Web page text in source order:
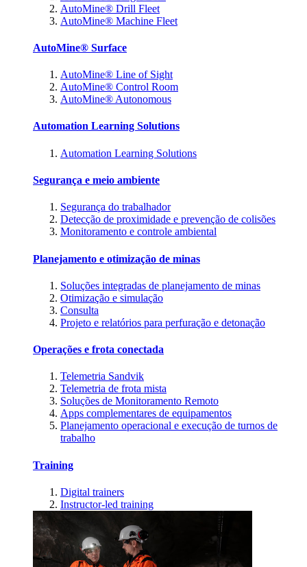
AutoMine® Drill Fleet
AutoMine® Machine Fleet
AutoMine® Surface
AutoMine® Line of Sight
AutoMine® Control Room
AutoMine® Autonomous
Automation Learning Solutions
Automation Learning Solutions
Segurança e meio ambiente
Segurança do trabalhador
Detecção de proximidade e prevenção de colisões
Monitoramento e controle ambiental
Planejamento e otimização de minas
Soluções integradas de planejamento de minas
Otimização e simulação
Consulta
Projeto e relatórios para perfuração e detonação
Operações e frota conectada
Telemetria Sandvik
Telemetria de frota mista
Soluções de Monitoramento Remoto
Apps complementares de equipamentos
Planejamento operacional e execução de turnos de
trabalho
Training
Digital trainers
Instructor-led training